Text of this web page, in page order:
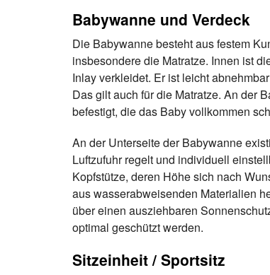
Babywanne und Verdeck
Die Babywanne besteht aus festem
insbesondere die Matratze. Innen ist
Inlay verkleidet. Er ist leicht
Das gilt auch für die Matratze. An der
befestigt, die das Baby vollkommen
An der Unterseite der Babywanne
Luftzufuhr regelt und individuell
Kopfstütze, deren Höhe sich nach
aus wasserabweisenden Materialien
über einen ausziehbaren
optimal geschützt werden.
Sitzeinheit / Sportsitz